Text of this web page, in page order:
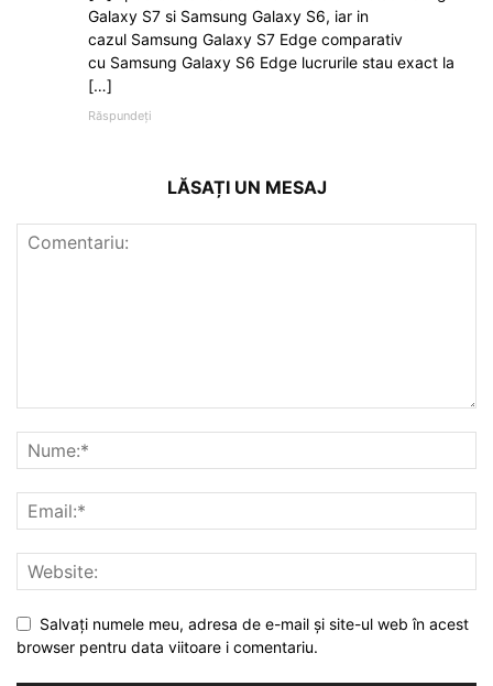
Galaxy S7 si Samsung Galaxy S6, iar in
cazul Samsung Galaxy S7 Edge comparativ
cu Samsung Galaxy S6 Edge lucrurile stau exact la
[…]
Răspundeți
LĂSAȚI UN MESAJ
Salvați numele meu, adresa de e-mail și site-ul web în acest
browser pentru data viitoare i comentariu.